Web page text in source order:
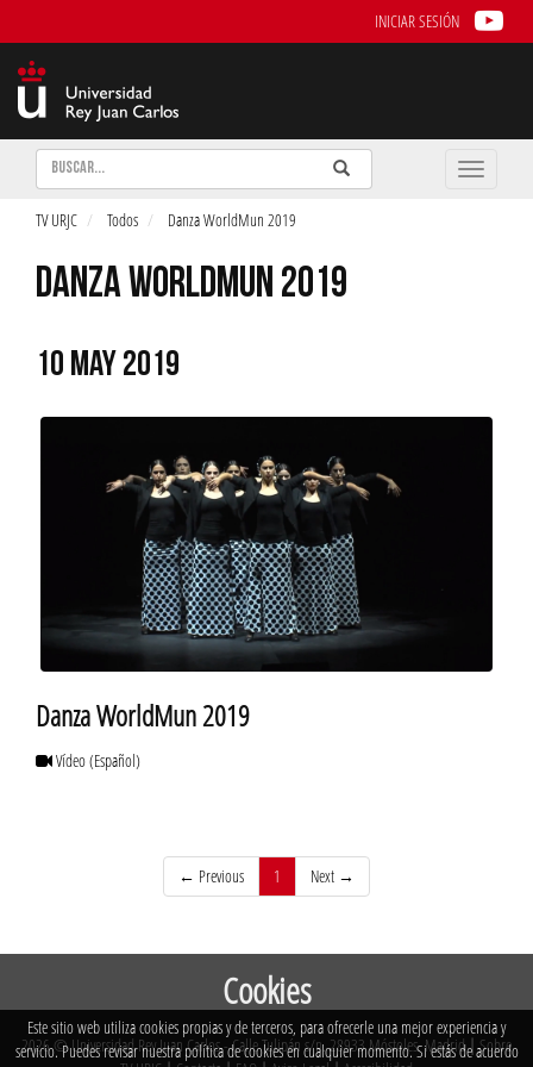
INICIAR SESIÓN
Buscar Enviar
Buscar
Toggle
TV URJC Todos Danza WorldMun 2019
DANZA WORLDMUN 2019
10 MAY 2019
Danza WorldMun 2019
Vídeo(Español)
← Previous 1 (current)Next →
2026 © Universidad Rey Juan Carlos - Calle Tulipán s/n. 28933 Móstoles. Madrid| Sobre
Cookies
Este sitio web utiliza cookies propias y de terceros, para ofrecerle una mejor experiencia y
servicio. Puedes revisar nuestra política de cookies en cualquier momento. Si estás de acuerdo